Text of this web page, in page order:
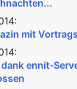
mit
ennit-